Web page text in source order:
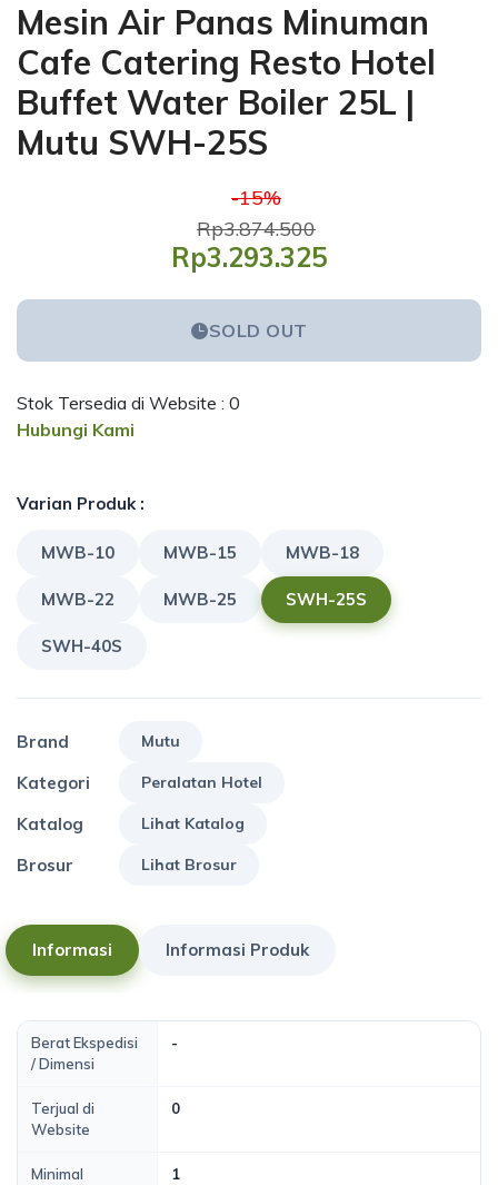
Mesin Air Panas Minuman
Cafe Catering Resto Hotel
Buffet Water Boiler 25L |
Mutu SWH-25S
-15%
Rp3.874.500
Rp3.293.325
SOLD OUT
Stok Tersedia di Website : 0
Hubungi Kami
Varian Produk :
MWB-10 MWB-15 MWB-18
MWB-22 MWB-25 SWH-25S
SWH-40S
Brand Mutu
Kategori Peralatan Hotel
Katalog Lihat Katalog
Brosur Lihat Brosur
Informasi Informasi Produk
Berat Ekspedisi
/ Dimensi
-
Terjual di
Website
0
Minimal 1